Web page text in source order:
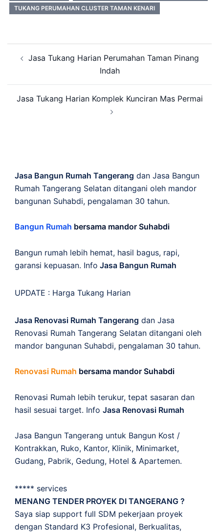
TUKANG PERUMAHAN CLUSTER TAMAN KENARI
navigation
Jasa Tukang Harian Perumahan Taman Pinang
Indah
Jasa Tukang Harian Komplek Kunciran Mas Permai
Jasa Bangun Rumah Tangerang dan Jasa Bangun
Rumah Tangerang Selatan ditangani oleh mandor
bangunan Suhabdi, pengalaman 30 tahun.
Bangun Rumah bersama mandor Suhabdi
Bangun rumah lebih hemat, hasil bagus, rapi,
garansi kepuasan. Info Jasa Bangun Rumah
UPDATE : Harga Tukang Harian
Jasa Renovasi Rumah Tangerang dan Jasa
Renovasi Rumah Tangerang Selatan ditangani oleh
mandor bangunan Suhabdi, pengalaman 30 tahun.
Renovasi Rumah bersama mandor Suhabdi
Renovasi Rumah lebih terukur, tepat sasaran dan
hasil sesuai target. Info Jasa Renovasi Rumah
Jasa Bangun Tangerang untuk Bangun Kost /
Kontrakkan, Ruko, Kantor, Klinik, Minimarket,
Gudang, Pabrik, Gedung, Hotel & Apartemen.
***** services
MENANG TENDER PROYEK DI TANGERANG ?
Saya siap support full SDM pekerjaan proyek
dengan Standard K3 Profesional, Berkualitas,